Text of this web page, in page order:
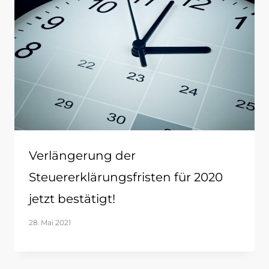
Verlängerung der
Steuererklärungsfristen für 2020
jetzt bestätigt!
28. Mai 2021